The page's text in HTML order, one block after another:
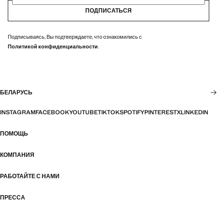
ПОДПИСАТЬСЯ
Подписываясь, Вы подтверждаете, что ознакомились с
Политикой конфиденциальности.
БЕЛАРУСЬ
INSTAGRAMFACEBOOKYOUTUBETIKTOKSPOTIFYPINTERESTXLINKEDIN
ПОМОЩЬ
КОМПАНИЯ
РАБОТАЙТЕ С НАМИ
ПРЕССА